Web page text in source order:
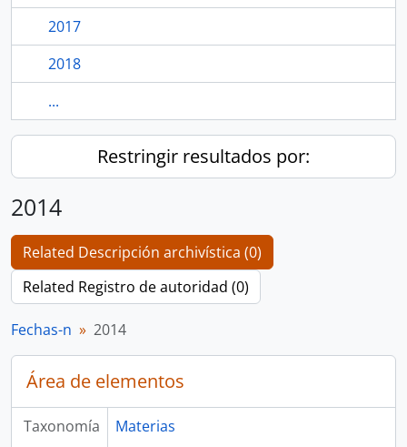
2017
2018
...
Restringir resultados por:
2014
Related Descripción archivística (0)
Related Registro de autoridad (0)
Fechas-n 2014
Área de elementos
Taxonomía
Materias